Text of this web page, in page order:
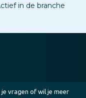
in de branche
vragen of wil je meer